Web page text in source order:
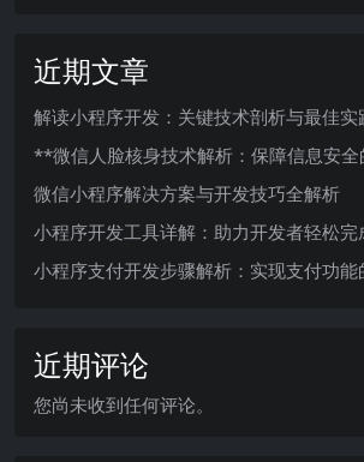
近期文章
解读小程序开发：关键技术剖析与最佳实
**微信人脸核身技术解析：保障信息安
微信小程序解决方案与开发技巧全解析
小程序开发工具详解：助力开发者轻松完
小程序支付开发步骤解析：实现支付功能
近期评论
您尚未收到任何评论。